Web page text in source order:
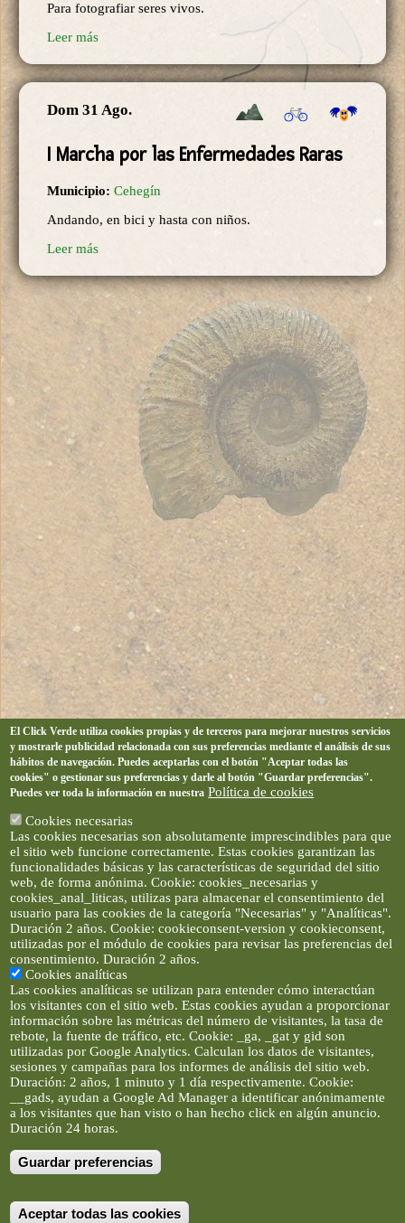
Para fotografiar seres vivos.
Leer más
Dom 31 Ago.
I Marcha por las Enfermedades Raras
Municipio: Cehegín
Andando, en bici y hasta con niños.
Leer más
Artículos e imágenes son propiedad de elclickverde ©. No se
permite la difusión de los textos ni imágenes sin permiso de
contenido de este portal. (Ver
El Click Verde utiliza cookies propias y de terceros para mejorar nuestros servicios
y mostrarle publicidad relacionada con sus preferencias mediante el análisis de sus
hábitos de navegación. Puedes aceptarlas con el botón "Aceptar todas las
cookies" o gestionar sus preferencias y darle al botón "Guardar preferencias".
Puedes ver toda la información en nuestra Política de cookies
Cookies necesarias
Las cookies necesarias son absolutamente imprescindibles para que
el sitio web funcione correctamente. Estas cookies garantizan las
funcionalidades básicas y las características de seguridad del sitio
web, de forma anónima. Cookie: cookies_necesarias y
cookies_anal_liticas, utilizas para almacenar el consentimiento del
usuario para las cookies de la categoría "Necesarias" y "Analíticas".
Duración 2 años. Cookie: cookieconsent-version y cookieconsent,
utilizadas por el módulo de cookies para revisar las preferencias del
consentimiento. Duración 2 años.
Cookies analíticas
Las cookies analíticas se utilizan para entender cómo interactúan
los visitantes con el sitio web. Estas cookies ayudan a proporcionar
información sobre las métricas del número de visitantes, la tasa de
rebote, la fuente de tráfico, etc. Cookie: _ga, _gat y gid son
utilizadas por Google Analytics. Calculan los datos de visitantes,
sesiones y campañas para los informes de análisis del sitio web.
Duración: 2 años, 1 minuto y 1 día respectivamente. Cookie:
__gads, ayudan a Google Ad Manager a identificar anónimamente
a los visitantes que han visto o han hecho click en algún anuncio.
Duración 24 horas.
Guardar preferencias
Aceptar todas las cookies